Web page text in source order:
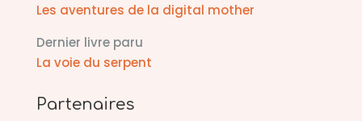
Les aventures de la digital mother
Dernier livre paru
La voie du serpent
Partenaires